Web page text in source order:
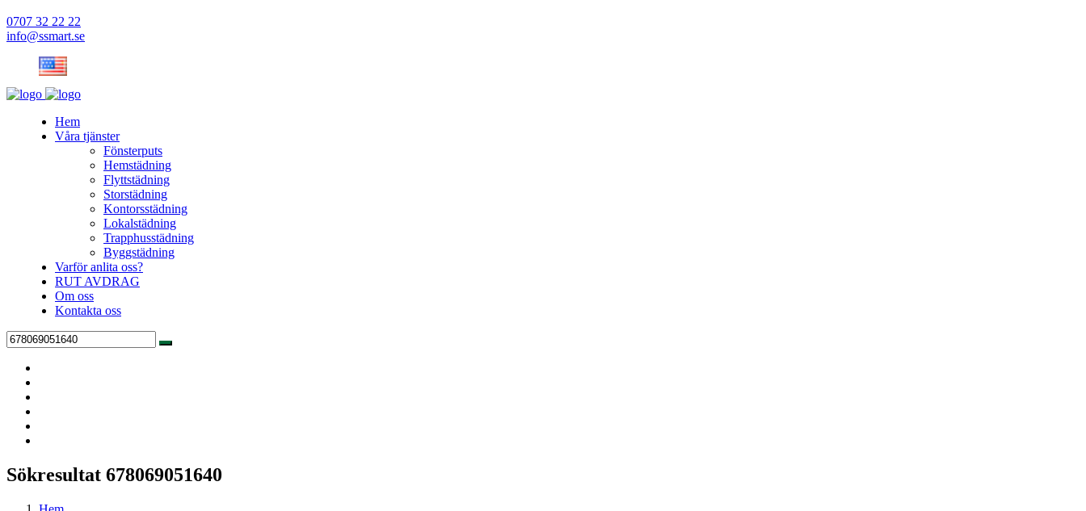
0707 32 22 22
info@ssmart.se
Hem
Våra tjänster
Fönsterputs
Hemstädning
Flyttstädning
Storstädning
Kontorsstädning
Lokalstädning
Trapphusstädning
Byggstädning
Varför anlita oss?
RUT AVDRAG
Om oss
Kontakta oss
Sökresultat 678069051640